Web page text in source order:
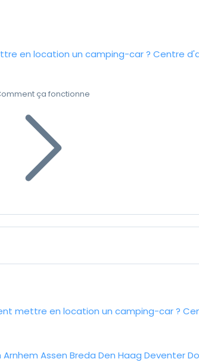
en location un camping-car ? Centre
ça fonctionne
mettre en location un camping-car ?
Arnhem Assen Breda Den Haag Deventer